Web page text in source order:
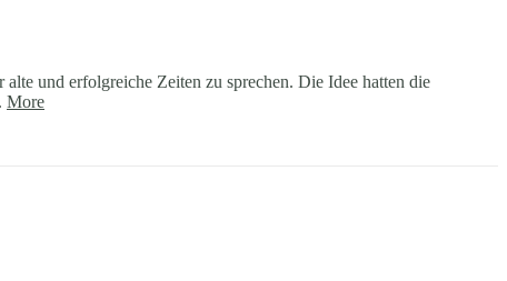
und erfolgreiche Zeiten zu sprechen. Die Idee hatten die
More